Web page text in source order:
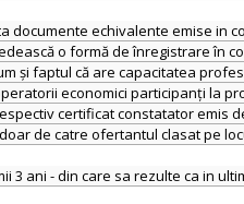
documente echivalente emise in
o formă de înregistrare în
și faptul că are capacitatea
economici participanți
certificat constatator
de catre ofertantul clasat pe
3 ani - din care sa rezulte ca in